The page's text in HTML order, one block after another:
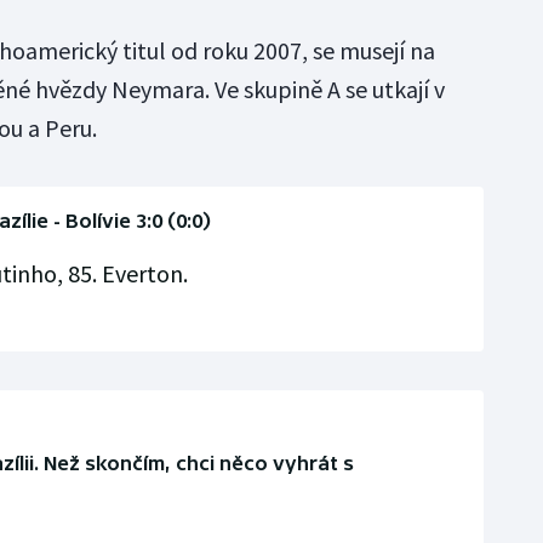
titul od roku 2007, se musejí na
hvězdy Neymara. Ve skupině A se utkají v
a Peru.
- Bolívie 3:0 (0:0)
85. Everton.
Než skončím, chci něco vyhrát s